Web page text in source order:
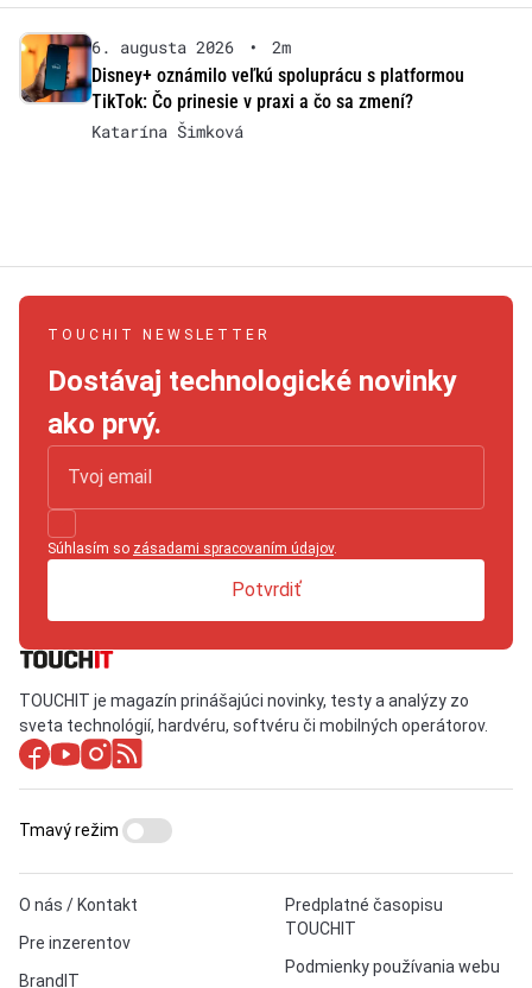
6. augusta 2026 •
2m
Disney+ oznámilo veľkú spoluprácu s platformou
TikTok: Čo prinesie v praxi a čo sa zmení?
Katarína Šimková
TOUCHIT NEWSLETTER
Dostávaj technologické novinky
ako prvý.
Súhlasím so zásadami spracovaním údajov.
Potvrdiť
TOUCHIT je magazín prinášajúci novinky, testy a analýzy zo
sveta technológií, hardvéru, softvéru či mobilných operátorov.
O nás / Kontakt
Pre inzerentov
BrandIT
Predplatné časopisu
TOUCHIT
Podmienky používania webu
Tmavý režim